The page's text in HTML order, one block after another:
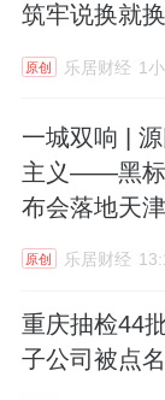
筑牢说换就
原创 乐居财经 1
一城双响 |
主义——黑标
布会落地天
盛大启幕
原创 乐居财经
重庆抽检44
子公司被点名